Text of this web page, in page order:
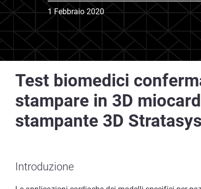
1 Febbraio 2020
Test biomedici
stampare in 3D
stampante 3D
Introduzione